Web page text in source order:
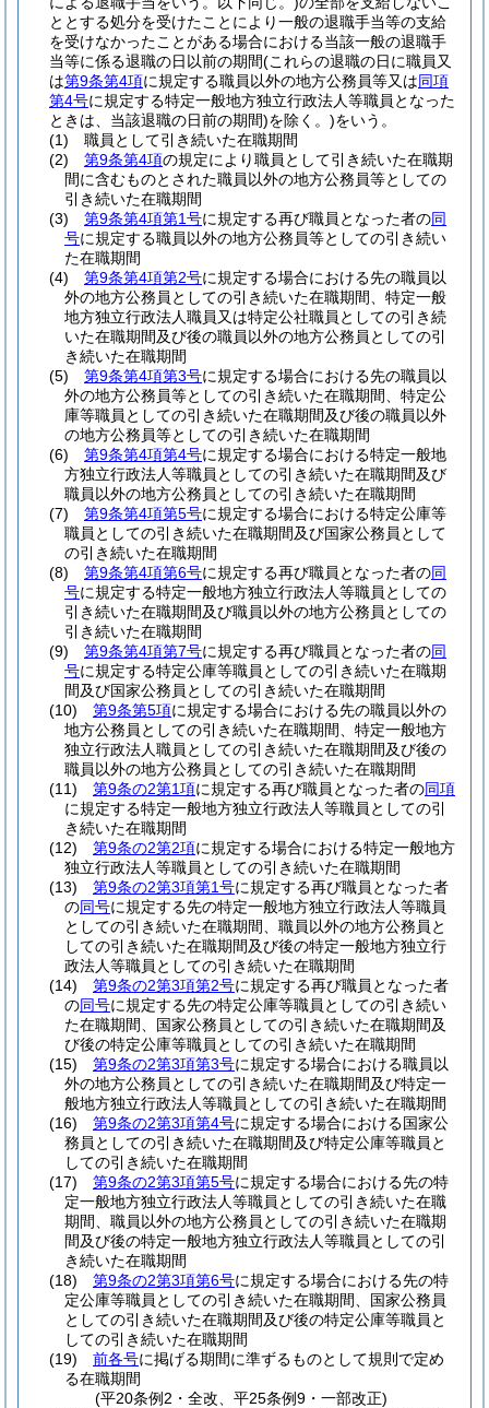
ととする処分を受けたことにより一般の退職手当等の支給
を受けなかったことがある場合における当該一般の退職手
当等に係る退職の日以前の期間(これらの退職の日に職員又
は第9条第4項に規定する職員以外の地方公務員等又は同項
第4号に規定する特定一般地方独立行政法人等職員となった
ときは、当該退職の日前の期間)を除く。)をいう。
(1)
職員として引き続いた在職期間
(2)
第9条第4項の規定により職員として引き続いた在職期
間に含むものとされた職員以外の地方公務員等としての
引き続いた在職期間
(3)
第9条第4項第1号に規定する再び職員となった者の同
号に規定する職員以外の地方公務員等としての引き続い
た在職期間
(4)
第9条第4項第2号に規定する場合における先の職員以
外の地方公務員としての引き続いた在職期間、特定一般
地方独立行政法人職員又は特定公社職員としての引き続
いた在職期間及び後の職員以外の地方公務員としての引
き続いた在職期間
(5)
第9条第4項第3号に規定する場合における先の職員以
外の地方公務員等としての引き続いた在職期間、特定公
庫等職員としての引き続いた在職期間及び後の職員以外
の地方公務員等としての引き続いた在職期間
(6)
第9条第4項第4号に規定する場合における特定一般地
方独立行政法人等職員としての引き続いた在職期間及び
職員以外の地方公務員としての引き続いた在職期間
(7)
第9条第4項第5号に規定する場合における特定公庫等
職員としての引き続いた在職期間及び国家公務員として
の引き続いた在職期間
(8)
第9条第4項第6号に規定する再び職員となった者の同
号に規定する特定一般地方独立行政法人等職員としての
引き続いた在職期間及び職員以外の地方公務員としての
引き続いた在職期間
(9)
第9条第4項第7号に規定する再び職員となった者の同
号に規定する特定公庫等職員としての引き続いた在職期
間及び国家公務員としての引き続いた在職期間
(10)
第9条第5項に規定する場合における先の職員以外の
地方公務員としての引き続いた在職期間、特定一般地方
独立行政法人職員としての引き続いた在職期間及び後の
職員以外の地方公務員としての引き続いた在職期間
(11)
第9条の2第1項に規定する再び職員となった者の同項
に規定する特定一般地方独立行政法人等職員としての引
き続いた在職期間
(12)
第9条の2第2項に規定する場合における特定一般地方
独立行政法人等職員としての引き続いた在職期間
(13)
第9条の2第3項第1号に規定する再び職員となった者
の同号に規定する先の特定一般地方独立行政法人等職員
としての引き続いた在職期間、職員以外の地方公務員と
しての引き続いた在職期間及び後の特定一般地方独立行
政法人等職員としての引き続いた在職期間
(14)
第9条の2第3項第2号に規定する再び職員となった者
の同号に規定する先の特定公庫等職員としての引き続い
た在職期間、国家公務員としての引き続いた在職期間及
び後の特定公庫等職員としての引き続いた在職期間
(15)
第9条の2第3項第3号に規定する場合における職員以
外の地方公務員としての引き続いた在職期間及び特定一
般地方独立行政法人等職員としての引き続いた在職期間
(16)
第9条の2第3項第4号に規定する場合における国家公
務員としての引き続いた在職期間及び特定公庫等職員と
しての引き続いた在職期間
(17)
第9条の2第3項第5号に規定する場合における先の特
定一般地方独立行政法人等職員としての引き続いた在職
期間、職員以外の地方公務員としての引き続いた在職期
間及び後の特定一般地方独立行政法人等職員としての引
き続いた在職期間
(18)
第9条の2第3項第6号に規定する場合における先の特
定公庫等職員としての引き続いた在職期間、国家公務員
としての引き続いた在職期間及び後の特定公庫等職員と
しての引き続いた在職期間
(19)
前各号に掲げる期間に準ずるものとして規則で定め
る在職期間
(平20条例2・全改、平25条例9・一部改正)